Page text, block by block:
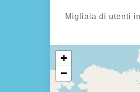
Migliaia di utenti